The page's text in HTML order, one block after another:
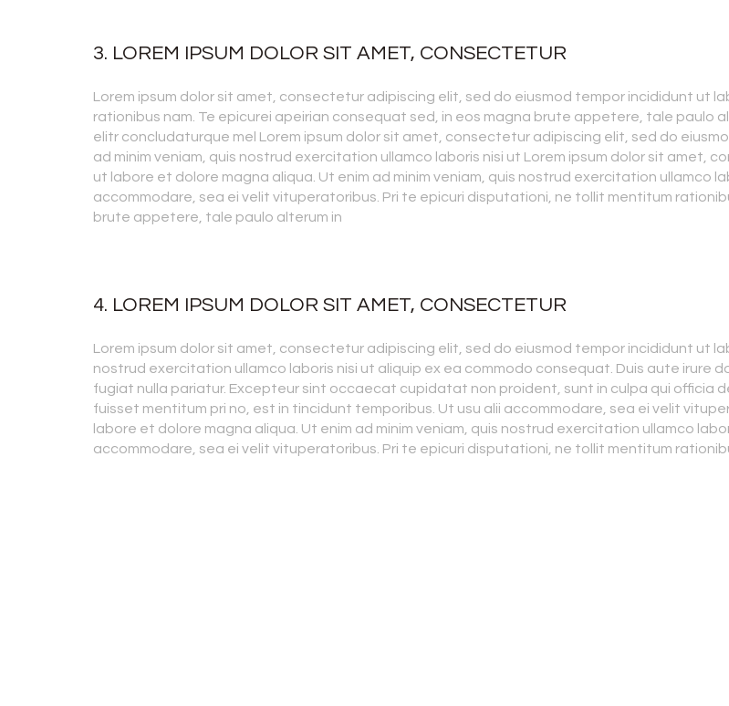
3. LOREM IPSUM DOLOR SIT AMET, CONSECTETUR
Lorem ipsum dolor sit amet, consectetur adipiscing elit, sed do eiusmod tempor incididunt ut
rationibus nam. Te epicurei apeirian consequat sed, in eos magna brute appetere, tale paulo
elitr concludaturque mel Lorem ipsum dolor sit amet, consectetur adipiscing elit, sed do
ad minim veniam, quis nostrud exercitation ullamco laboris nisi ut Lorem ipsum dolor sit amet,
ut labore et dolore magna aliqua. Ut enim ad minim veniam, quis nostrud exercitation ullamco
accommodare, sea ei velit vituperatoribus. Pri te epicuri disputationi, ne tollit mentitum
brute appetere, tale paulo alterum in
4. LOREM IPSUM DOLOR SIT AMET, CONSECTETUR
Lorem ipsum dolor sit amet, consectetur adipiscing elit, sed do eiusmod tempor incididunt ut
nostrud exercitation ullamco laboris nisi ut aliquip ex ea commodo consequat. Duis aute irure
fugiat nulla pariatur. Excepteur sint occaecat cupidatat non proident, sunt in culpa qui officia
fuisset mentitum pri no, est in tincidunt temporibus. Ut usu alii accommodare, sea ei velit
labore et dolore magna aliqua. Ut enim ad minim veniam, quis nostrud exercitation ullamco
accommodare, sea ei velit vituperatoribus. Pri te epicuri disputationi, ne tollit mentitum